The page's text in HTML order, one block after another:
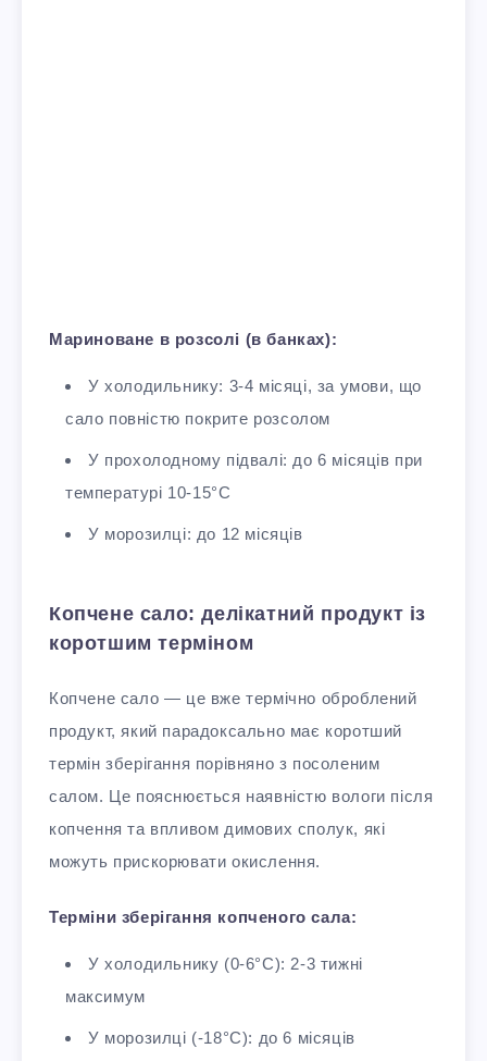
Мариноване в розсолі (в банках):
У холодильнику: 3-4 місяці, за умови, що
сало повністю покрите розсолом
У прохолодному підвалі: до 6 місяців при
температурі 10-15°C
У морозилці: до 12 місяців
Копчене сало: делікатний продукт із
коротшим терміном
Копчене сало — це вже термічно оброблений
продукт, який парадоксально має коротший
термін зберігання порівняно з посоленим
салом. Це пояснюється наявністю вологи після
копчення та впливом димових сполук, які
можуть прискорювати окислення.
Терміни зберігання копченого сала:
У холодильнику (0-6°C): 2-3 тижні
максимум
У морозилці (-18°C): до 6 місяців